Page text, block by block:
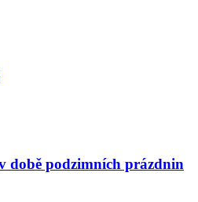
době podzimních prázdnin